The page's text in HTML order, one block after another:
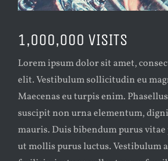
1,000,000 VISITS
Lorem ipsum dolor sit amet,
elit. Vestibulum sollicitudin eu
Maecenas eu turpis enim.
suscipit non urna elementum,
mauris. Duis bibendum purus vitae
ut mollis purus luctus. Vestibulum